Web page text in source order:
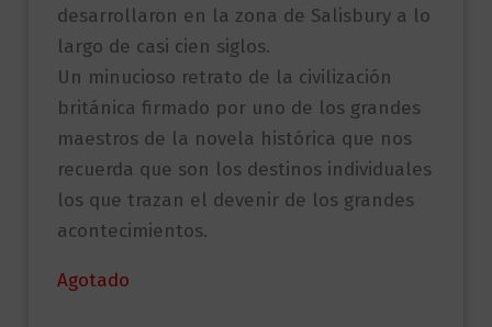
desarrollaron en la zona de Salisbury a lo
largo de casi cien siglos.
Un minucioso retrato de la civilización
británica firmado por uno de los grandes
maestros de la novela histórica que nos
recuerda que son los destinos individuales
los que trazan el devenir de los grandes
acontecimientos.
Agotado